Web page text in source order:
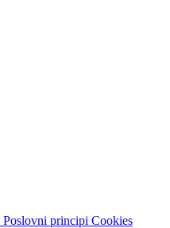
Poslovni principi Cookies